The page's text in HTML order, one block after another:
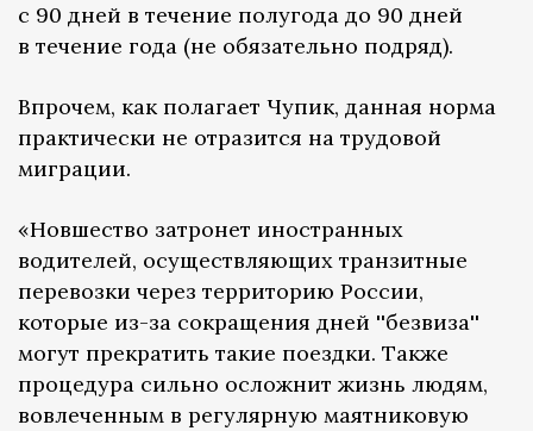
с 90 дней в течение полугода до 90 дней
в течение года (не обязательно подряд).
Впрочем, как полагает Чупик, данная норма
практически не отразится на трудовой
миграции.
«Новшество затронет иностранных
водителей, осуществляющих транзитные
перевозки через территорию России,
которые из-за сокращения дней ''безвиза''
могут прекратить такие поездки. Также
процедура сильно осложнит жизнь людям,
вовлеченным в регулярную маятниковую